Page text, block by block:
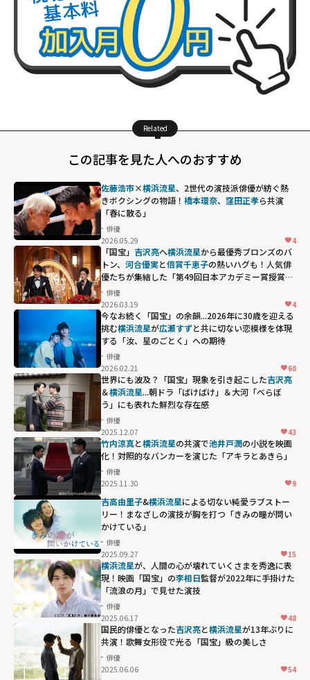
Related
この記事を見た人へのおすすめ
佐藤浩市×横浜流星、2世代の演技派俳優が紡ぐ熱
きボクシングの物語！ 橋本環奈、 窪田正孝ら共演
「春に散る」
俳優
2026.05.29
4
「国宝」 吉沢亮へ横浜流星から最優秀ブロンズのバ
トン、 河合優実と倍賞千恵子の熱いハグも！人気俳
優たちが集結した「第49回日本アカデミー賞授賞
式」の名場面
俳優
2026.03.19
4
今なお続く「国宝」の余韻...2026年に30歳を迎える
挑む横浜流星が広瀬すずと共に切ない恋模様を体現
する「汝、星のごとく」への期待
俳優
2026.02.21
60
世界にも波及？「国宝」現象を引き起こした吉沢亮
＆横浜流星...朝ドラ「ばけばけ」＆大河「べらぼ
う」にも表れた鮮烈な存在感
俳優
2025.12.07
43
竹内涼真と横浜流星の共演で池井戸潤の小説を映画
化！対照的なバンカーを演じた「アキラとあきら」
俳優
2025.11.30
9
吉高由里子&横浜流星による切ない純愛ラブストー
リー！まなざしの演技が胸を打つ「きみの瞳が問い
かけている」
俳優
2025.09.27
15
横浜流星が、人間の心が壊れていくさまを秀逸に表
現！映画「国宝」の李相日監督が2022年に手掛けた
「流浪の月」で見せた演技
俳優
2025.06.17
48
国民的俳優となった吉沢亮と横浜流星が13年ぶりに
共演！歌舞女形役で光る「国宝」級の美しさ
俳優
2025.06.06
54